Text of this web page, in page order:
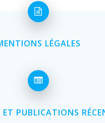
LÉGALES
PUBLICATIONS